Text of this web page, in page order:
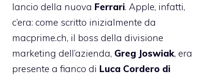
lancio della nuova Ferrari. Apple, infatti,
c’era: come scritto inizialmente da
macprime.ch, il boss della divisione
marketing dell’azienda, Greg Joswiak, era
presente a fianco di Luca Cordero di